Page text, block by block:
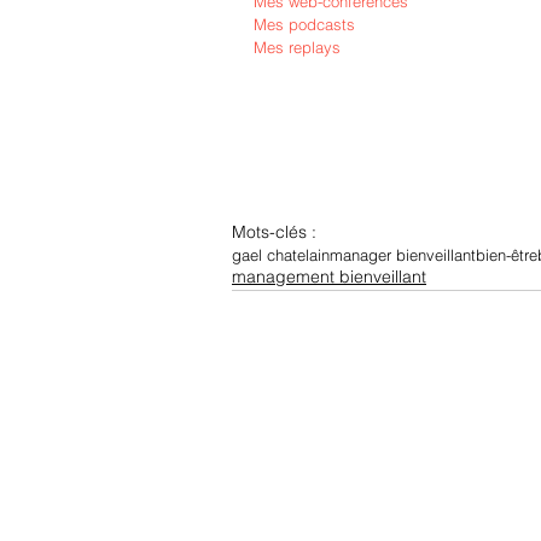
Mes podcasts
Mes replays
Mots-clés :
gael chatelainmanager bienveillantbien-être
management bienveillant